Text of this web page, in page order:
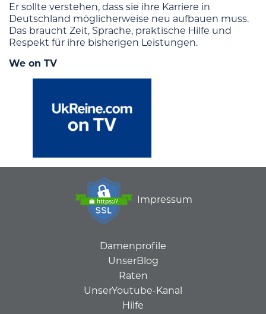
Er sollte verstehen, dass sie ihre Karriere in
Deutschland möglicherweise neu aufbauen muss.
Das braucht Zeit, Sprache, praktische Hilfe und
Respekt für ihre bisherigen Leistungen.
We on TV
Impressum
Damenprofile
UnserBlog
Raten
UnserYoutube-Kanal
Hilfe